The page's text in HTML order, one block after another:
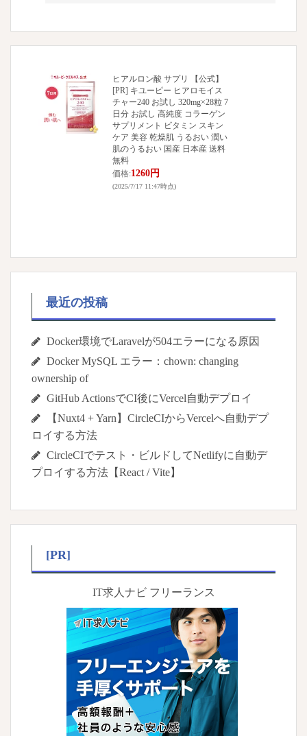
ヒアルロン酸 サプリ 【公式】
[PR] キユーピー ヒアロモイス
チャー240 お試し 320mg×28粒 7
日分 お試し 高純度 コラーゲン
サプリメント ビタミン スキン
ケア 美容 乾燥肌 うるおい 潤い
肌のうるおい 国産 日本産 送料
無料
価格:1260円
(2025/7/17 11:47時点)
最近の投稿
Docker環境でLaravelが504エラーになる原因
Docker MySQL エラー：chown: changing
ownership of
GitHub ActionsでCI後にVercel自動デプロイ
【Nuxt4 + Yarn】CircleCIからVercelへ自動デプ
ロイする方法
CircleCIでテスト・ビルドしてNetlifyに自動デ
プロイする方法【React / Vite】
[PR]
IT求人ナビ フリーランス